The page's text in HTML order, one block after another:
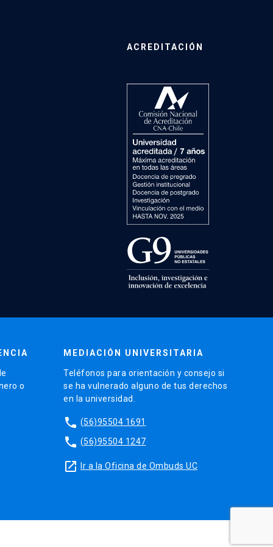
ACREDITACIÓN
o
MEDIACIÓN UNIVERSITARIA
Teléfonos para orientación y consejo si
se ha vulnerado alguno de tus derechos
en la universidad.
phone (56)95504 1691
phone (56)95504 1247
launch Ir a la Oficina de Ombuds UC